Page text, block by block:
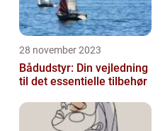
28 november 2023
Bådudstyr: Din vejledning
til det essentielle tilbehør